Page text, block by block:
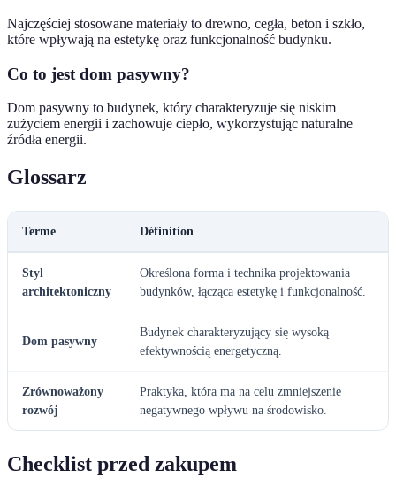
Najczęściej stosowane materiały to drewno, cegła, beton i szkło,
które wpływają na estetykę oraz funkcjonalność budynku.
Co to jest dom pasywny?
Dom pasywny to budynek, który charakteryzuje się niskim
zużyciem energii i zachowuje ciepło, wykorzystując naturalne
źródła energii.
Glossarz
Terme Définition
Styl
architektoniczny
Określona forma i technika projektowania
budynków, łącząca estetykę i funkcjonalność.
Dom pasywny
Budynek charakteryzujący się wysoką
efektywnością energetyczną.
Zrównoważony
rozwój
Praktyka, która ma na celu zmniejszenie
negatywnego wpływu na środowisko.
Checklist przed zakupem